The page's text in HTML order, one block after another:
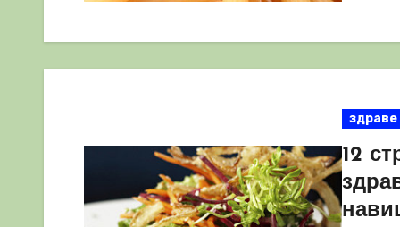
здраве
12